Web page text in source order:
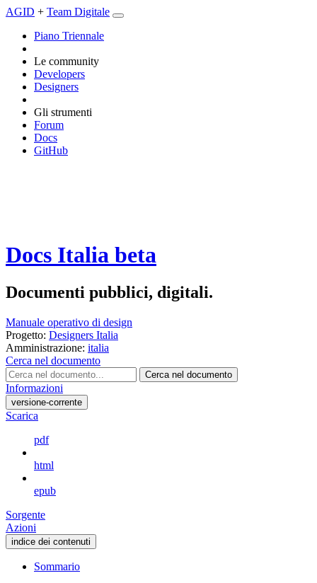
AGID + Team Digitale
Piano Triennale
Le community
Developers
Designers
Gli strumenti
Forum
Docs
GitHub
Docs Italia beta
Documenti pubblici, digitali.
Manuale operativo di design
Progetto: Designers Italia
Amministrazione: italia
Cerca nel documento
Cerca nel documento
Informazioni
versione-corrente
Scarica
pdf
html
epub
Sorgente
Azioni
indice dei contenuti
Sommario